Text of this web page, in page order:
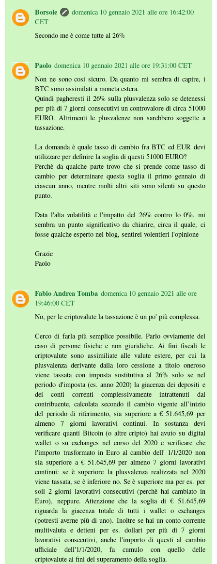
Borsole
domenica 10 gennaio 2021 alle ore 16:42:00
CET
Secondo me è come tutte al 26%
Paolo domenica 10 gennaio 2021 alle ore 19:31:00 CET
Non ne sono cosi sicuro. Da quanto mi sembra di capire, i
BTC sono assimilati a moneta estera.
Quindi pagheresti il 26% sulla plusvalenza solo se detenessi
per più di 7 giorni consecutivi un controvalore di circa 51000
EURO. Altrimenti le plusvalenze non sarebbero soggette a
tassazione.
La domanda è quale tasso di cambio fra BTC ed EUR devi
utilizzare per definire la soglia di questi 51000 EURO?
Perchè da qualche parte trovo che si prende come tasso di
cambio per determinare questa soglia il primo gennaio di
ciascun anno, mentre molti altri siti sono silenti su questo
punto.
Data l'alta volatilità e l'impatto del 26% contro lo 0%, mi
sembra un punto significativo da chiarire, circa il quale, ci
fosse qualche esperto nel blog, sentirei volentieri l'opinione
Grazie
Paolo
Fabio Andrea Tomba domenica 10 gennaio 2021 alle ore
19:46:00 CET
No, per le criptovalute la tassazione è un po' più complessa.
Cerco di farla più semplice possibile. Parlo ovviamente del
caso di persone fisiche e non giuridiche. Ai fini fiscali le
criptovalute sono assimiliate alle valute estere, per cui la
plusvalenza derivante dalla loro cessione a titolo oneroso
viene tassata con imposta sostitutiva al 26% solo se nel
periodo d'imposta (es. anno 2020) la giacenza dei depositi e
dei conti correnti complessivamente intrattenuti dal
contribuente, calcolata secondo il cambio vigente all’inizio
del periodo di riferimento, sia superiore a € 51.645,69 per
almeno 7 giorni lavorativi continui. In sostanza devi
verificare quanti Bitcoin (o altre cripto) hai avuto su digital
wallet o su exchanges nel corso del 2020 e verificare che
l'importo trasformato in Euro al cambio dell' 1/1/2020 non
sia superiore a € 51.645,69 per almeno 7 giorni lavorativi
continui: se è superiore la plusvalenza realizzata nel 2020
viene tassata, se è inferiore no. Se è superiore ma per es. per
soli 2 giorni lavorativi consecutivi (perchè hai cambiato in
Euro), neppure. Attenzione che la soglia di € 51.645,69
riguarda la giacenza totale di tutti i wallet o exchanges
(potresti averne più di uno). Inoltre se hai un conto corrente
multivaluta e detieni per es. dollari per più di 7 giorni
lavorativi consecutivi, anche l'importo di questi al cambio
ufficiale dell'1/1/2020, fa cumulo con quello delle
criptovalute ai fini del superamento della soglia.